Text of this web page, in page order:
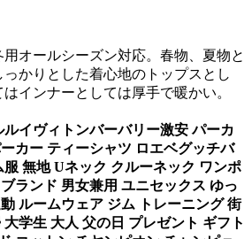
オールシーズン対応。春物、夏物と
かりとした着心地のトップスとし
インナーとしては厚手で暖かい。
イヴィトンバーバリー激安 パーカ
カー ティーシャツ ロエベグッチバ
無地 Uネック クルーネック ワンポ
ランド 男女兼用 ユニセックス ゆっ
ルームウェア ジム トレーニング 街
学生 大人 父の日 プレゼント ギフト